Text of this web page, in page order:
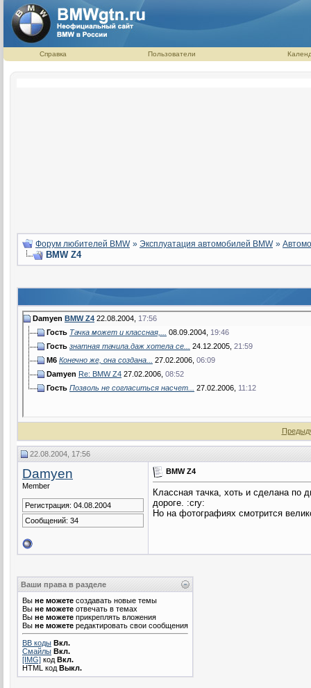
Справка Пользователи
Форум любителей BMW » Эксплуатация автомобилей BMW »
BMW Z4
Damyen BMW Z4 22.08.2004, 17:56
Гость Тачка может и классная,... 08.09.2004, 19:46
Гость знатная тачила.даж хотела се... 24.12.2005, 21:59
M6 Конечно же, она создана... 27.02.2006, 06:09
Damyen Re: BMW Z4 27.02.2006, 08:52
Гость Позволь не согласиться насчет... 27.02.2006, 11:12
22.08.2004, 17:56
Damyen
Member
Регистрация: 04.08.2004
Сообщений: 34
BMW Z4
Классная тачка, хоть и сделана по
дороге. :cry:
Но на фотографиях смотрится
Ваши права в разделе
Вы не можете создавать новые темы
Вы не можете отвечать в темах
Вы не можете прикреплять вложения
Вы не можете редактировать свои сообщения
BB коды Вкл.
Смайлы Вкл.
[IMG] код Вкл.
HTML код Выкл.